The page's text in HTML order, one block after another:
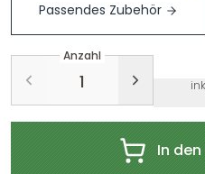
Passendes Zubehör
Anzahl
In